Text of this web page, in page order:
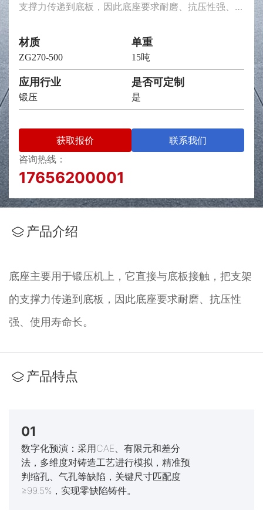
支撑力传递到底板，因此底座要求耐磨、抗压性强、使
材质
ZG270-500
单重
15吨
应用行业
锻压
是否可定制
是
获取报价
联系我们
咨询热线：
17656200001
产品介绍
底座主要用于锻压机上，它直接与底板接触，把支架
的支撑力传递到底板，因此底座要求耐磨、抗压性
强、使用寿命长。
产品特点
01
数字化预演：采用CAE、有限元和差分
法，多维度对铸造工艺进行模拟，精准预
判缩孔、气孔等缺陷，关键尺寸匹配度
≥99.5%，实现零缺陷铸件。